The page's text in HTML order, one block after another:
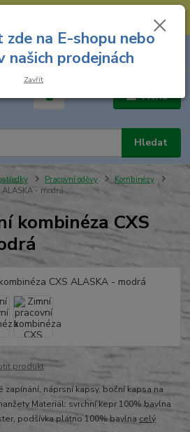
045 --- Prodejna nářadí: 731 449 423 --
Menu
Hledat
za
Pracovní oděvy
Kombinézy
- modrá
kombinéza CXS
produkt
zapínání, náprsní kapsy, boční kapsa na
Materiál: svrchní kepr 100% bavlna
podšívka plátno 100% bavlna celý
zde na E-shopu nebo
našich prodejnách
Zavřít